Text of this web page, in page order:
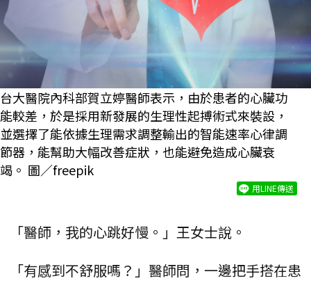
台大醫院內科部賀立婷醫師表示，由於患者的心臟功
能較差，於是採用新發展的生理性起搏術式來裝設，
並選擇了能依據生理需求調整輸出的智能速率心律調
節器，能幫助大幅改善症狀，也能避免造成心臟衰
竭。 圖／freepik
用LINE傳送
「醫師，我的心跳好慢。」王女士說。
「有感到不舒服嗎？」醫師問，一邊把手搭在患